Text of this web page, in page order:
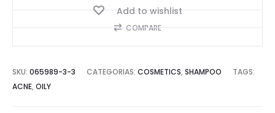
300
ml
quantidade
Add to wishlist
COMPARE
SKU: 065989-3-3 CATEGORIAS: COSMETICS, SHAMPOO
TAGS:
ACNE, OILY